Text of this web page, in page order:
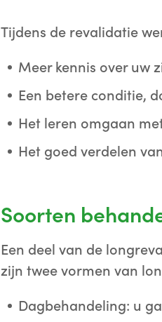
Tijdens de revalidatie
Meer kennis over uw
Een betere conditie,
Het leren omgaan
Het goed verdelen
Soorten
Een deel van de
zijn twee vormen van
Dagbehandeling: u